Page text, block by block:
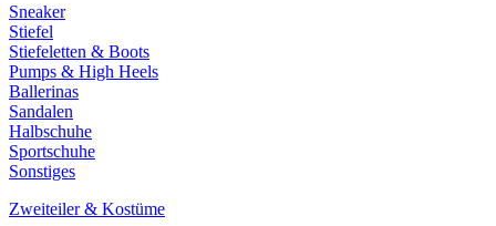
Sneaker
Stiefel
Stiefeletten & Boots
Pumps & High Heels
Ballerinas
Sandalen
Halbschuhe
Sportschuhe
Sonstiges
Zweiteiler & Kostüme